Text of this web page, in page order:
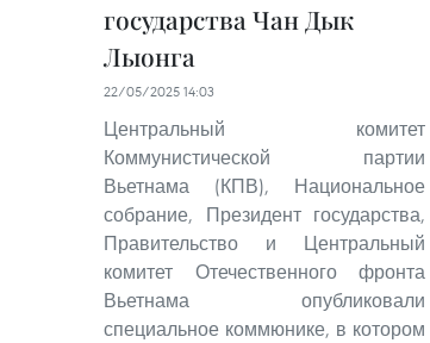
государства Чан Дык
Лыонга
22/05/2025 14:03
Центральный комитет
Коммунистической партии
Вьетнама (КПВ), Национальное
собрание, Президент государства,
Правительство и Центральный
комитет Отечественного фронта
Вьетнама опубликовали
специальное коммюнике, в котором